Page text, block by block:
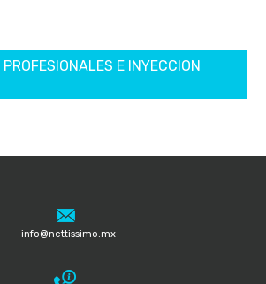
E INYECCION
info@nettissimo.mx